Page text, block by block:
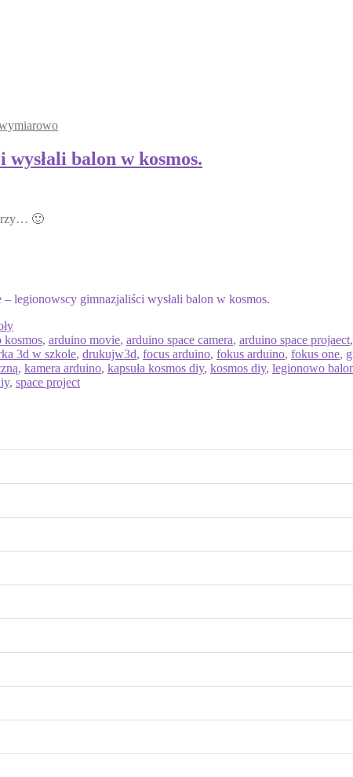
balon w kosmos.
🙂
– legionowscy gimnazjaliści wysłali balon w kosmos.
kosmos, arduino movie, arduino space camera, arduino space projaect,
3d w szkole, drukujw3d, focus arduino, fokus arduino, fokus one,
, kamera arduino, kapsuła kosmos diy, kosmos diy, legionowo
, space project